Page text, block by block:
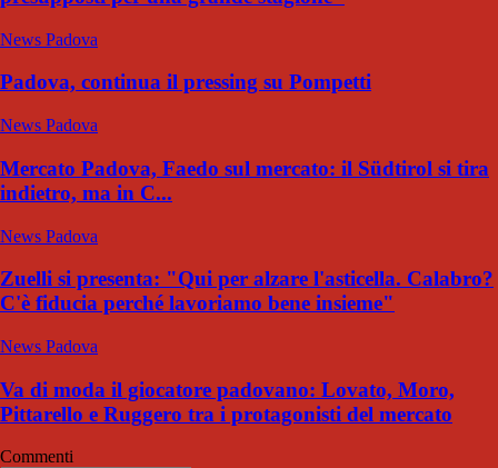
News Padova
Padova, continua il pressing su Pompetti
News Padova
Mercato Padova, Faedo sul mercato: il Südtirol si tira
indietro, ma in C...
News Padova
Zuelli si presenta: "Qui per alzare l'asticella. Calabro?
C'è fiducia perché lavoriamo bene insieme"
News Padova
Va di moda il giocatore padovano: Lovato, Moro,
Pittarello e Ruggero tra i protagonisti del mercato
Commenti